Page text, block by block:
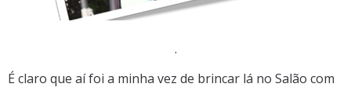
.
É claro que aí foi a minha vez de brincar lá no Salão com